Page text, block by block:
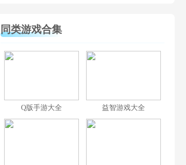
同类游戏合集
Q版手游大全 益智游戏大全